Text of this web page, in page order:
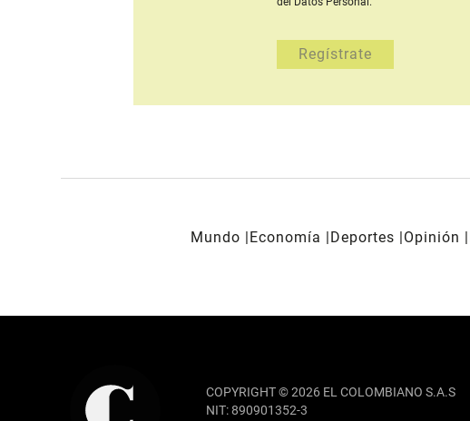
Mundo Economía Deportes Opinión
COPYRIGHT © 2026 EL COLOMBIANO S.A.S
NIT: 890901352-3